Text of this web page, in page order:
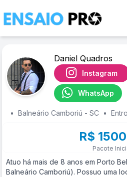
Daniel Quadros
Instagram
WhatsApp
• Balneário Camboriú - SC •
R$
Pacote
Atuo há mais de 8 anos em Porto
Balneário Camboriú). Possuo uma